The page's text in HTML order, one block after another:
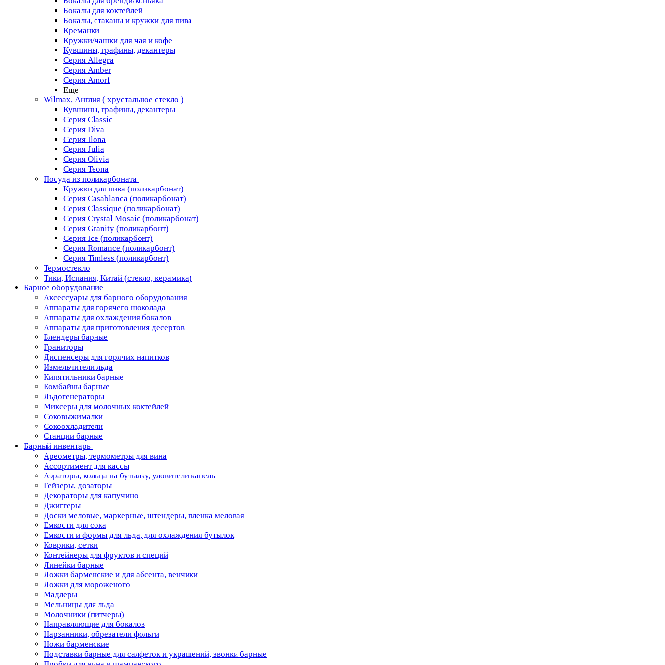
Бокалы для коктейлей
Бокалы, стаканы и кружки для пива
Креманки
Кружки/чашки для чая и кофе
Кувшины, графины, декантеры
Серия Allegra
Серия Amber
Серия Amorf
Еще
Wilmax, Англия ( хрустальное стекло )
Кувшины, графины, декантеры
Серия Classic
Серия Diva
Серия Ilona
Серия Julia
Серия Olivia
Серия Teona
Посуда из поликарбоната
Кружки для пива (поликарбонат)
Серия Casablanсa (поликарбонат)
Серия Classique (поликарбонат)
Серия Crystal Mosaic (поликарбонат)
Серия Granity (поликарбонт)
Серия Ice (поликарбонт)
Серия Romance (поликарбонт)
Серия Timless (поликарбонт)
Термостекло
Тики, Испания, Китай (стекло, керамика)
Барное оборудование
Аксессуары для барного оборудования
Аппараты для горячего шоколада
Аппараты для охлаждения бокалов
Аппараты для приготовления десертов
Блендеры барные
Граниторы
Диспенсеры для горячих напитков
Измельчители льда
Кипятильники барные
Комбайны барные
Льдогенераторы
Миксеры для молочных коктейлей
Соковыжималки
Сокоохладители
Станции барные
Барный инвентарь
Ареометры, термометры для вина
Ассортимент для кассы
Аэраторы, кольца на бутылку, уловители капель
Гейзеры, дозаторы
Декораторы для капучино
Джиггеры
Доски меловые, маркерные, штендеры, пленка меловая
Емкости для сока
Емкости и формы для льда, для охлаждения бутылок
Коврики, сетки
Контейнеры для фруктов и специй
Линейки барные
Ложки барменские и для абсента, венчики
Ложки для мороженого
Мадлеры
Мельницы для льда
Молочники (питчеры)
Направляющие для бокалов
Нарзанники, обрезатели фольги
Ножи барменские
Подставки барные для салфеток и украшений, звонки барные